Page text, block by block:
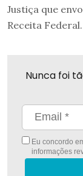
Justiça que
Receita Federal.
Nunca foi
Eu concordo
informações